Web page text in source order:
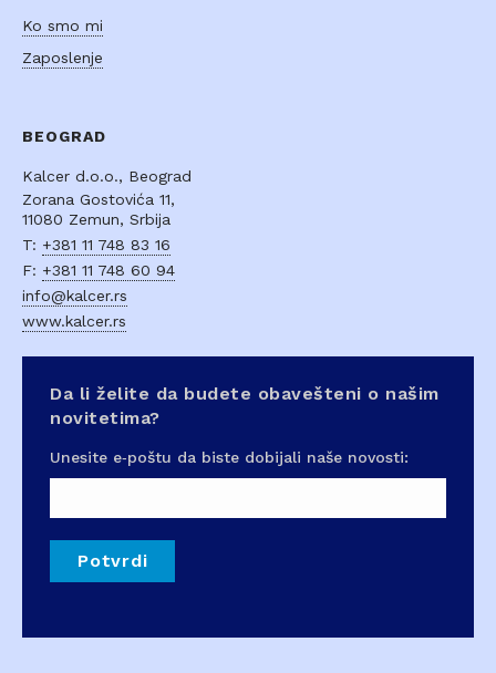
Ko smo mi
Zaposlenje
BEOGRAD
Kalcer d.o.o., Beograd
Zorana Gostovića 11,
11080 Zemun, Srbija
T: +381 11 748 83 16
F: +381 11 748 60 94
info@kalcer.rs
www.kalcer.rs
Da li želite da budete obavešteni o našim
novitetima?
Unesite e‑poštu da biste dobijali naše novosti:
Potvrdi